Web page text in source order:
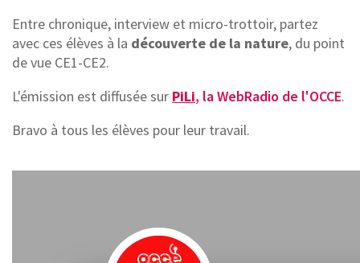
Entre chronique, interview et micro-trottoir, partez
avec ces élèves à la découverte de la nature, du point
de vue CE1-CE2.
L'émission est diffusée sur PiLi, la WebRadio de l'OCCE.
Bravo à tous les élèves pour leur travail.